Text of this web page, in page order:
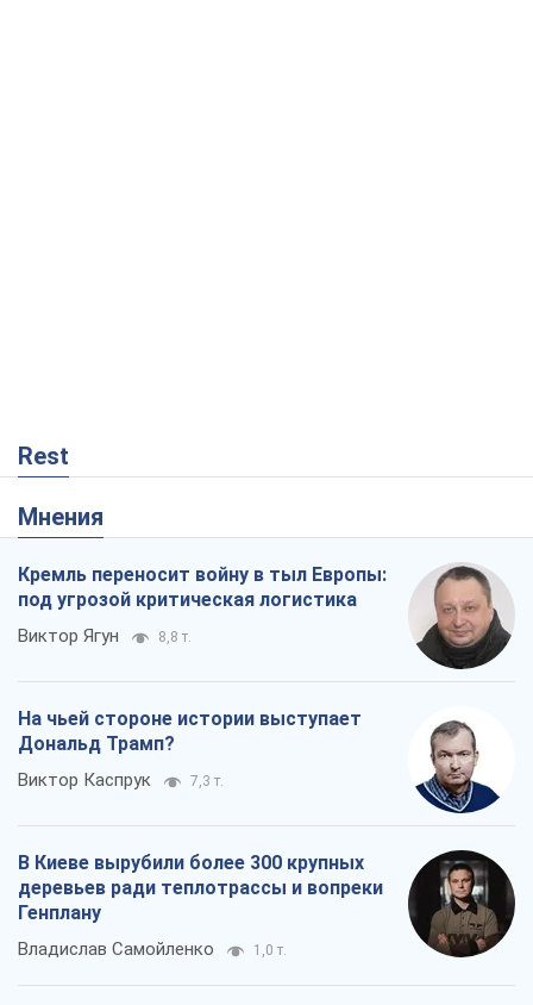
Rest
Мнения
Кремль переносит войну в тыл Европы:
под угрозой критическая логистика
Виктор Ягун 8,8 т.
На чьей стороне истории выступает
Дональд Трамп?
Виктор Каспрук 7,3 т.
В Киеве вырубили более 300 крупных
деревьев ради теплотрассы и вопреки
Генплану
Владислав Самойленко 1,0 т.